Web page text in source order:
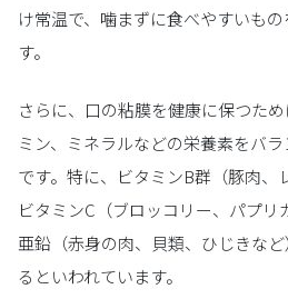
け常温で、噛まずに食べやすいも
す。
さらに、口の粘膜を健康に保つた
ミン、ミネラルなどの栄養素をバ
です。特に、ビタミンB群（豚肉、
ビタミンC（ブロッコリー、パプ
亜鉛（赤身の肉、貝類、ひじきな
るといわれています。